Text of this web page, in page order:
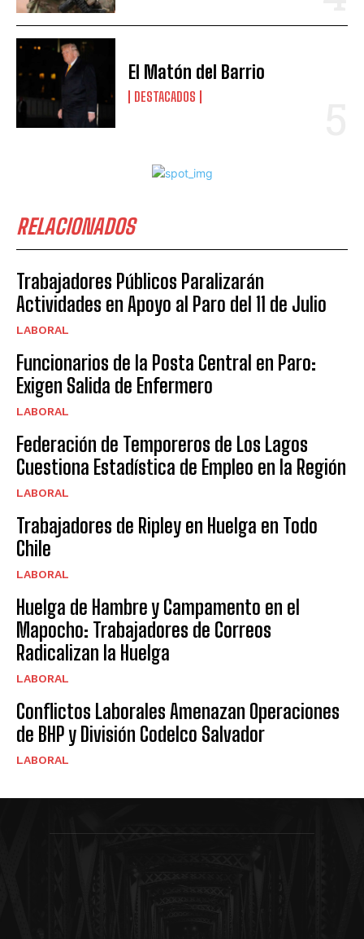
El Matón del Barrio
DESTACADOS
RELACIONADOS
Trabajadores Públicos Paralizarán
Actividades en Apoyo al Paro del 11 de Julio
LABORAL
Funcionarios de la Posta Central en Paro:
Exigen Salida de Enfermero
LABORAL
Federación de Temporeros de Los Lagos
Cuestiona Estadística de Empleo en la Región
LABORAL
Trabajadores de Ripley en Huelga en Todo
Chile
LABORAL
Huelga de Hambre y Campamento en el
Mapocho: Trabajadores de Correos
Radicalizan la Huelga
LABORAL
Conflictos Laborales Amenazan Operaciones
de BHP y División Codelco Salvador
LABORAL